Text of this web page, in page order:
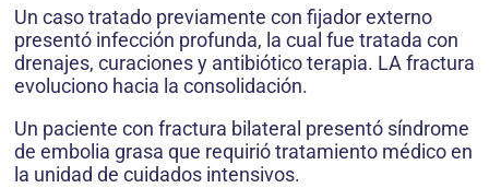
Un caso tratado previamente con fijador externo
presentó infección profunda, la cual fue tratada con
drenajes, curaciones y antibiótico terapia. LA fractura
evoluciono hacia la consolidación.
Un paciente con fractura bilateral presentó síndrome
de embolia grasa que requirió tratamiento médico en
la unidad de cuidados intensivos.